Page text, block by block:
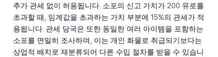
추가 관세 없이 허용됩니다. 소포의 신고 가치가 200 유로를
초과할 때, 임계값을 초과하는 가치 부분에 15%의 관세가 적
용됩니다. 관세 당국은 또한 동일한 여러 아이템을 포함하는
소포를 면밀히 조사하며, 이는 개인 화물로 취급되기보다는
상업적 배치로 재분류되어 다른 수입 절차를 받을 수 있습니